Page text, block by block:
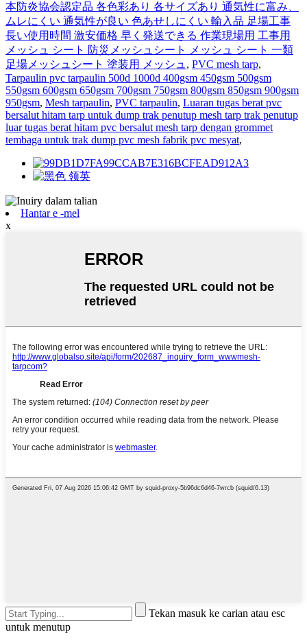
本防炎協会認定品 各色彩あり 各サイズあり 通気性に富み、
ムレにくい 通気性が良い 色あせしにくい 輸入品 足場工事
長い使用時間 激安価格 早く発送できる 作業現場用 工事用
メッシュ シート 防災メッシュシート メッシュ シート 一類
足場メッシュシート 塗装用 メッシュ , PVC mesh tarp,
Tarpaulin pvc tarpaulin 500d 1000d 400gsm 450gsm 500gsm
550gsm 600gsm 650gsm 700gsm 750gsm 800gsm 850gsm 900gsm
950gsm, Mesh tarpaulin, PVC tarpaulin, Luaran tugas berat pvc
bersalut hitam tarp untuk dump trak penutup mesh tarp trak penutup
luar tugas berat hitam pvc bersalut mesh tarp dengan grommet
tembaga untuk trak dump pvc mesh fabrik pvc mesyat,
Hantar e -mel
x
Tekan masuk ke carian atau esc
untuk menutup